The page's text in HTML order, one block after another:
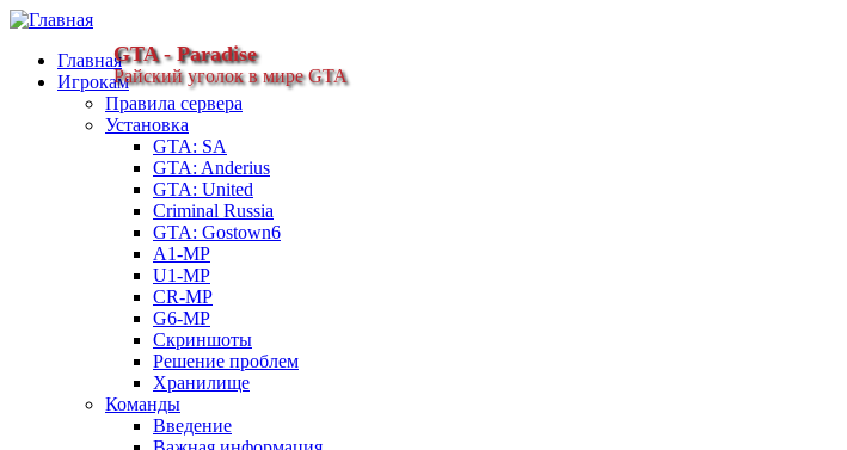
GTA - Paradise
Райский уголок в мире GTA
Главная
Игрокам
Правила сервера
Установка
GTA: SA
GTA: Anderius
GTA: United
Criminal Russia
GTA: Gostown6
A1-MP
U1-MP
CR-MP
G6-MP
Скриншоты
Решение проблем
Хранилище
Команды
Введение